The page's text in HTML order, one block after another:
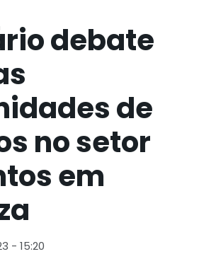
debate
de
no setor
em
- 15:20